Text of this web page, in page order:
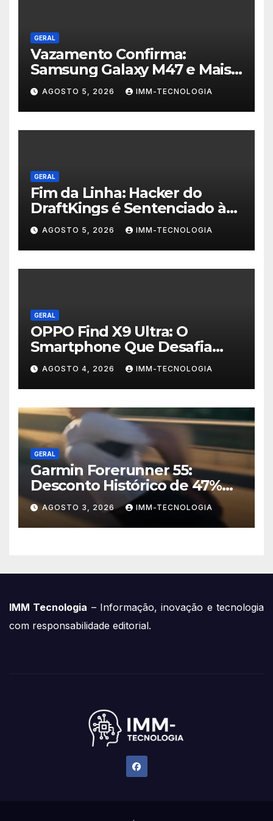
GERAL
Vazamento Confirma:
Samsung Galaxy M47 e Mais
Dois Dispositivos a Caminho!
AGOSTO 5, 2026 IMM-TECNOLOGIA
GERAL
Fim da Linha: Hacker do
DraftKings é Sentenciado à
Prisão por Esquema
Milionário de Contas
Roubadas
AGOSTO 5, 2026 IMM-TECNOLOGIA
GERAL
OPPO Find X9 Ultra: O
Smartphone Que Desafia
Câmeras Profissionais com
200MP e Tecnologia
Hasselblad
AGOSTO 4, 2026 IMM-TECNOLOGIA
GERAL
Garmin Forerunner 55:
Desconto Histórico de 47%
no Smartwatch Essencial
para Corredores!
AGOSTO 3, 2026 IMM-TECNOLOGIA
IMM Tecnologia – Informação, inovação e tecnologia
com responsabilidade editorial.